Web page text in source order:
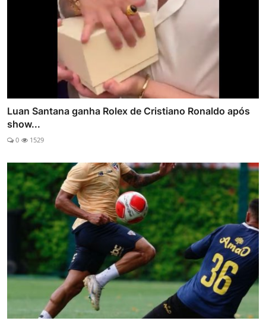
Luan Santana ganha Rolex de Cristiano Ronaldo após
show...
0 1529